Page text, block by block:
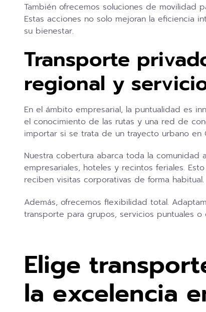
También ofrecemos soluciones de movilidad
Estas acciones no solo mejoran la eficiencia
su bienestar.
Transporte
regional y
En el ámbito empresarial, la puntualidad es
el conocimiento de las rutas y una red de
importar si se trata de un trayecto urbano en
Nuestra cobertura abarca toda la comunidad
empresariales, hoteles y recintos feriales.
reciben visitas corporativas de forma habitual.
Además, ofrecemos flexibilidad total.
transporte para grupos, servicios puntuales
Elige
la excelencia